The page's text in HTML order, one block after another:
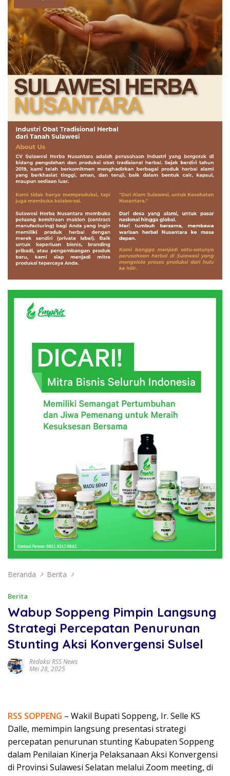
Beranda Berita
Berita
Wabup Soppeng Pimpin Langsung
Strategi Percepatan Penurunan
Stunting Aksi Konvergensi Sulsel
Redaksi RSS News
Mei 28, 2025
RSS SOPPENG – Wakil Bupati Soppeng, Ir. Selle KS
Dalle, memimpin langsung presentasi strategi
percepatan penurunan stunting Kabupaten Soppeng
dalam Penilaian Kinerja Pelaksanaan Aksi Konvergensi
di Provinsi Sulawesi Selatan melalui Zoom meeting, di